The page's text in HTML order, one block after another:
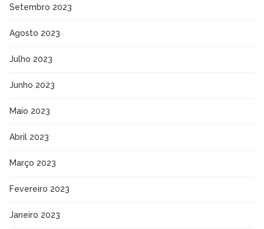
Setembro 2023
Agosto 2023
Julho 2023
Junho 2023
Maio 2023
Abril 2023
Março 2023
Fevereiro 2023
Janeiro 2023